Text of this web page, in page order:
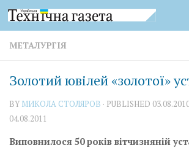
Skip to content
МЕТАЛУРГІЯ
Золотий ювілей «золотої»
BY МИКОЛА СТОЛЯРОВ · PUBLISHED
04.08.2011
Виповнилося 50 років вітчизняній